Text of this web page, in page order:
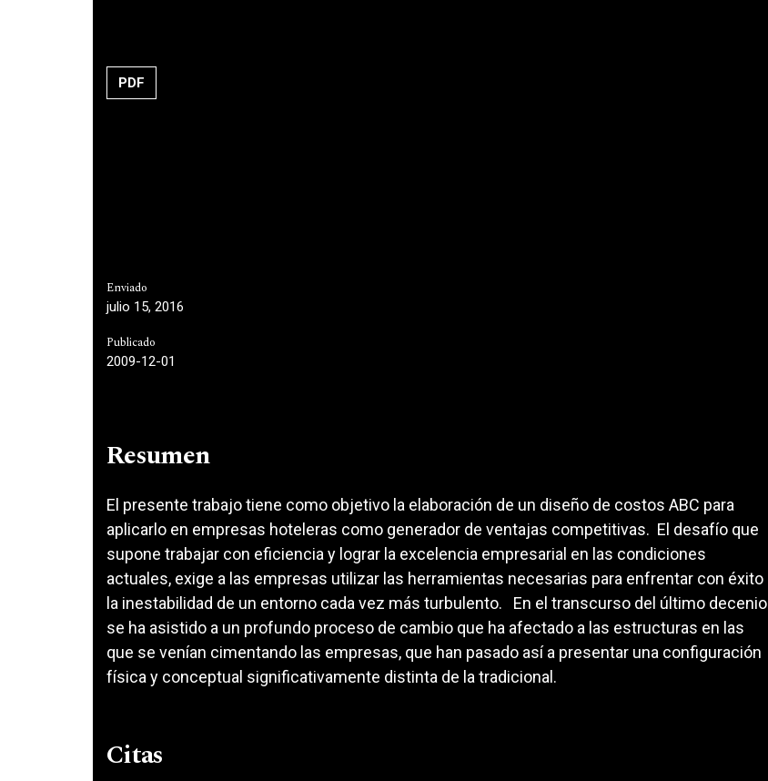
PDF
Enviado
julio 15, 2016
Publicado
2009-12-01
Resumen
El presente trabajo tiene como objetivo la elaboración de un diseño de costos ABC para
aplicarlo en empresas hoteleras como generador de ventajas competitivas. El desafío que
supone trabajar con eficiencia y lograr la excelencia empresarial en las condiciones
actuales, exige a las empresas utilizar las herramientas necesarias para enfrentar con éxito
la inestabilidad de un entorno cada vez más turbulento. En el transcurso del último decenio
se ha asistido a un profundo proceso de cambio que ha afectado a las estructuras en las
que se venían cimentando las empresas, que han pasado así a presentar una configuración
física y conceptual significativamente distinta de la tradicional.
Citas